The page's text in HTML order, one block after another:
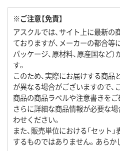
※ご注意【免責】
アスクルでは、サイト上に最新
ておりますが、メーカーの都合等に
パッケージ、原材料、原産国など
す。
このため、実際にお届けする商
が異なる場合がございますので
商品の商品ラベルや注意書きをご
さらに詳細な商品情報が必要な
わせください。
また、販売単位における「セット
するものではありません。あらか